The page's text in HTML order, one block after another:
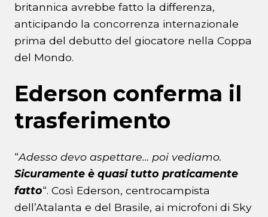
britannica avrebbe fatto la differenza,
anticipando la concorrenza internazionale
prima del debutto del giocatore nella Coppa
del Mondo.
Ederson conferma il
trasferimento
“Adesso devo aspettare… poi vediamo.
Sicuramente è quasi tutto praticamente
fatto“. Così Ederson, centrocampista
dell’Atalanta e del Brasile, ai microfoni di Sky